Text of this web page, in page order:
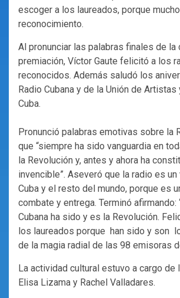
escoger a los laureados, porque
reconocimiento.
Al pronunciar las palabras finales de la
premiación, Víctor Gaute felicitó a los
reconocidos. Además saludó los
Radio Cubana y de la Unión de
Cuba.
Pronunció palabras emotivas sobre la
que “siempre ha sido vanguardia en
la Revolución y, antes y ahora ha
invencible”. Aseveró que la radio es un
Cuba y el resto del mundo, porque es
combate y entrega. Terminó afirmando:
Cubana ha sido y es la Revolución.
los laureados porque han sido y son
de la magia radial de las 98 emisoras
La actividad cultural estuvo a cargo de
Elisa Lizama y Rachel Valladares.